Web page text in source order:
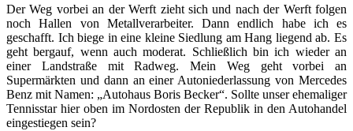
Der Weg vorbei an der Werft zieht sich und nach der Werft folgen
noch Hallen von Metallverarbeiter. Dann endlich habe ich es
geschafft. Ich biege in eine kleine Siedlung am Hang liegend ab. Es
geht bergauf, wenn auch moderat. Schließlich bin ich wieder an
einer Landstraße mit Radweg. Mein Weg geht vorbei an
Supermärkten und dann an einer Autoniederlassung von Mercedes
Benz mit Namen: „Autohaus Boris Becker“. Sollte unser ehemaliger
Tennisstar hier oben im Nordosten der Republik in den Autohandel
eingestiegen sein?